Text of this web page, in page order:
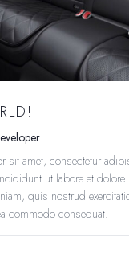
sit amet, consectetur
ut labore et dolore
quis nostrud
commodo consequat.